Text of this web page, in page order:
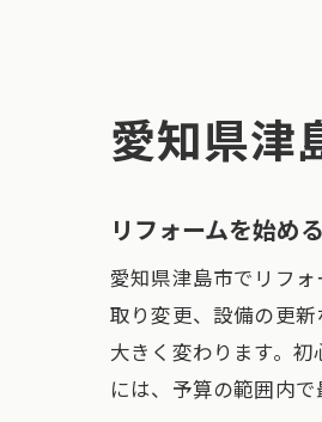
愛知県津
リフォームを始め
愛知県津島市でリフ
取り変更、設備の更
大きく変わります。
には、予算の範囲内